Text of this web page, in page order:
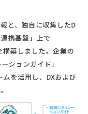
、独自に収集したD
携基盤」上で
築しました。企業の
ションガイド」
を活用し、DXおよび